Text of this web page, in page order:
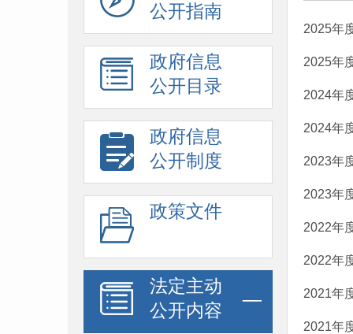
公开指南
政府信息
公开目录
政府信息
公开制度
政策文件
法定主动
公开内容
2025年
2025年
2024年
2024年
2023年
2023年
2022年
2022年
2021年
2021年